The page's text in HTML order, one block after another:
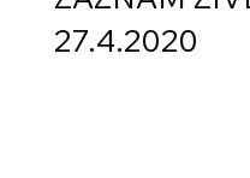
27.4.2020